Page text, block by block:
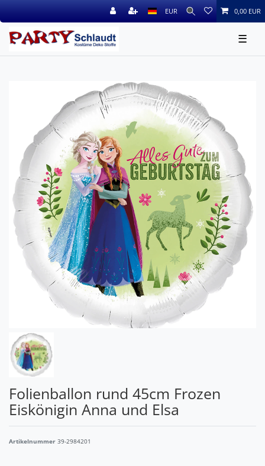
EUR 0,00 EUR
☰
Folienballon rund 45cm Frozen
Eiskönigin Anna und Elsa
Artikelnummer 39-2984201